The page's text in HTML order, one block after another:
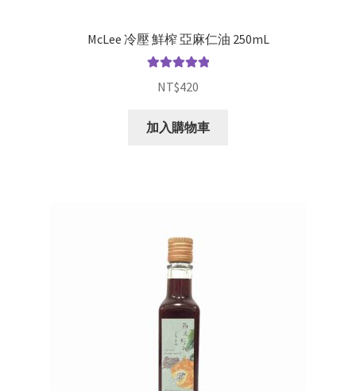
McLee 冷壓 鮮榨 亞麻仁油 250mL
分 5
NT$420
加入購物車